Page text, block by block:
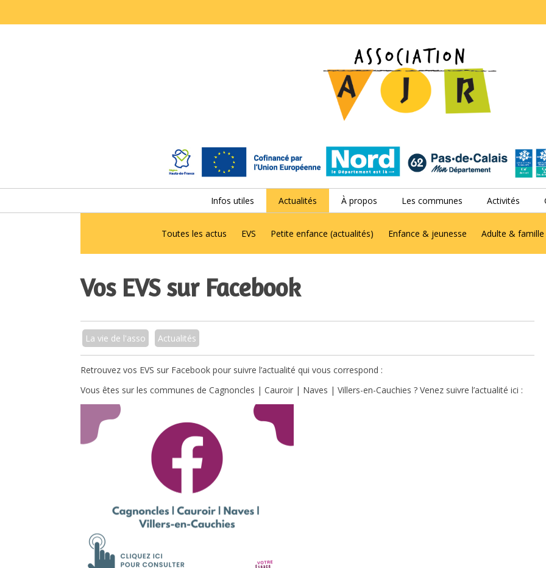
Infos utiles Actualités À propos Les communes Activités
Toutes les actus EVS Petite enfance (actualités) Enfance & jeunesse Adulte & famille
Vos EVS sur Facebook
La vie de l'asso Actualités
Retrouvez vos EVS sur Facebook pour suivre l’actualité qui vous correspond :
Vous êtes sur les communes de Cagnoncles | Cauroir | Naves | Villers-en-Cauchies ? Venez suivre l’actualité ici :